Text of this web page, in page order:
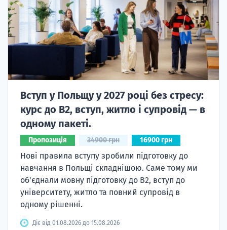
Вступ у Польщу у 2027 році без стресу:
курс до B2, вступ, житло і супровід — в
одному пакеті.
Пропозиція 34900 грн 16900 грн
Нові правила вступу зробили підготовку до
навчання в Польщі складнішою. Саме тому ми
об'єднали мовну підготовку до В2, вступ до
університету, житло та повний супровід в
одному рішенні.
Діє від 01.08.2026 до 15.08.2026